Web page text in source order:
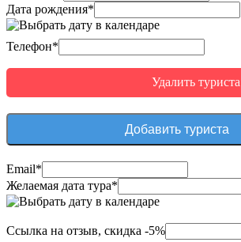
Дата рождения*
Телефон*
Удалить туриста
Добавить туриста
Email*
Желаемая дата тура*
Ссылка на отзыв, скидка -5%